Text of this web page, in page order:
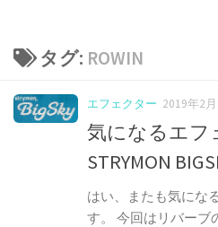
タグ: ROWIN
エフェクター 2019年2
気になるエ
STRYMON
はい、またも気にな
す。 今回はリバーブ